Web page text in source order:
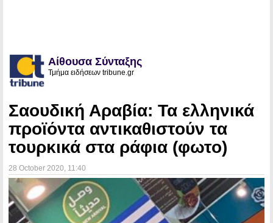
Αίθουσα Σύνταξης
Τμήμα ειδήσεων tribune.gr
Σαουδική Αραβία: Τα ελληνικά
προϊόντα αντικαθιστούν τα
τουρκικά στα ράφια (φωτο)
28 October 2020 , 11:40